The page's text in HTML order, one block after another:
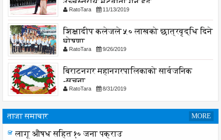
RatoTara 11/13/2019
शिक्षादीप कलेजले ५० लाखको छात्रवृद्धि दिने
घोषणा
RatoTara 9/26/2019
बिराटनगर महानगरपालिकाको सार्वजनिक
-सुचना
RatoTara 8/31/2019
ताजा समाचार MORE
लागू औषध सहित १० जना पक्राउ